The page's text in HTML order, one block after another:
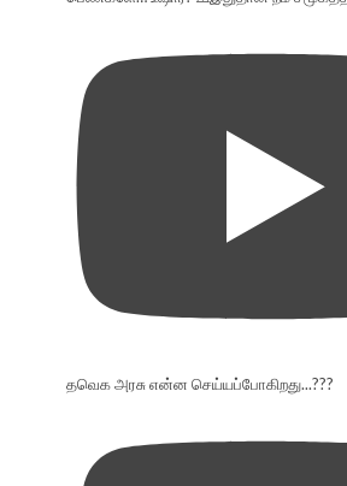
தவெக அரசு என்ன செய்யப்போகிறது...???